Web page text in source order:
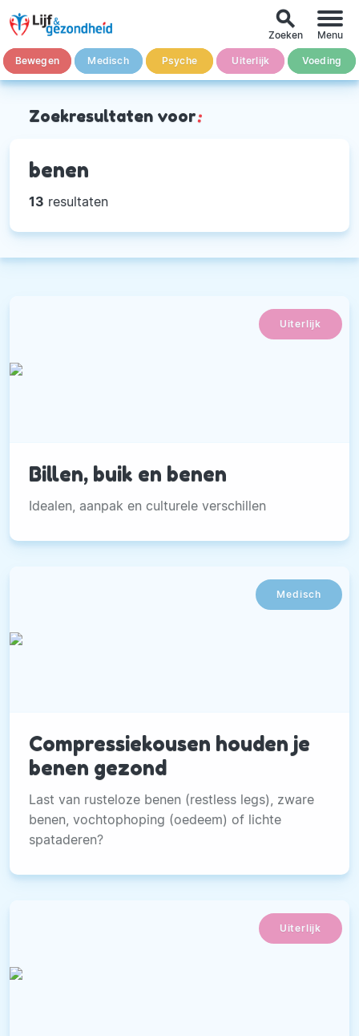
Bewegen Medisch Psyche Uiterlijk Voeding
search
Zoeken Menu
Zoekresultaten voor:
benen
13 resultaten
Uiterlijk
Billen, buik en benen
Idealen, aanpak en culturele verschillen
Medisch
Compressiekousen houden je
benen gezond
Last van rusteloze benen (restless legs), zware
benen, vochtophoping (oedeem) of lichte
spataderen?
Uiterlijk